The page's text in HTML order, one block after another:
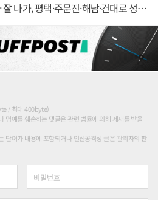
나가, 평택·주문진·해남·건대로 성
/ 최대 400byte)
명예를 훼손하는 댓글은 관련 법률에 의해 제재를 받을
단어가 내용에 포함되거나 인신공격성 글은 관리자의 판